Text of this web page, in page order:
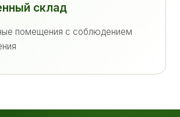
склад
помещения с соблюдением